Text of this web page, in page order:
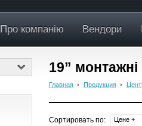
Про компанію Вендори
19”
Главная Продукция
Сортировать по: Цене +